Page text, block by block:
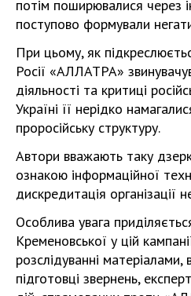
потім поширювалися через
поступово формували
При цьому, як
Росії «АЛЛАТРА»
діяльності та критиці
Україні її нерідко
проросійську структуру.
Автори вважають таку
ознакою інформаційної
дискредитація організації
Особлива увага
Кременовської у цій
розслідуванні
підготовці звернень,